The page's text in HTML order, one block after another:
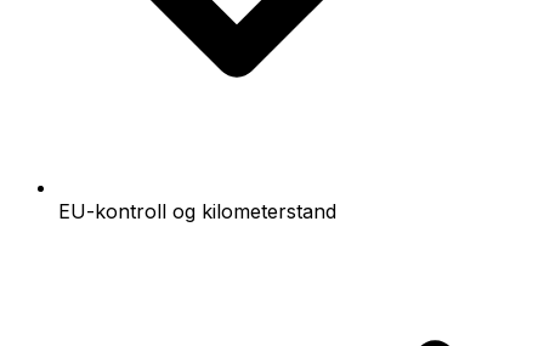
EU-kontroll og kilometerstand